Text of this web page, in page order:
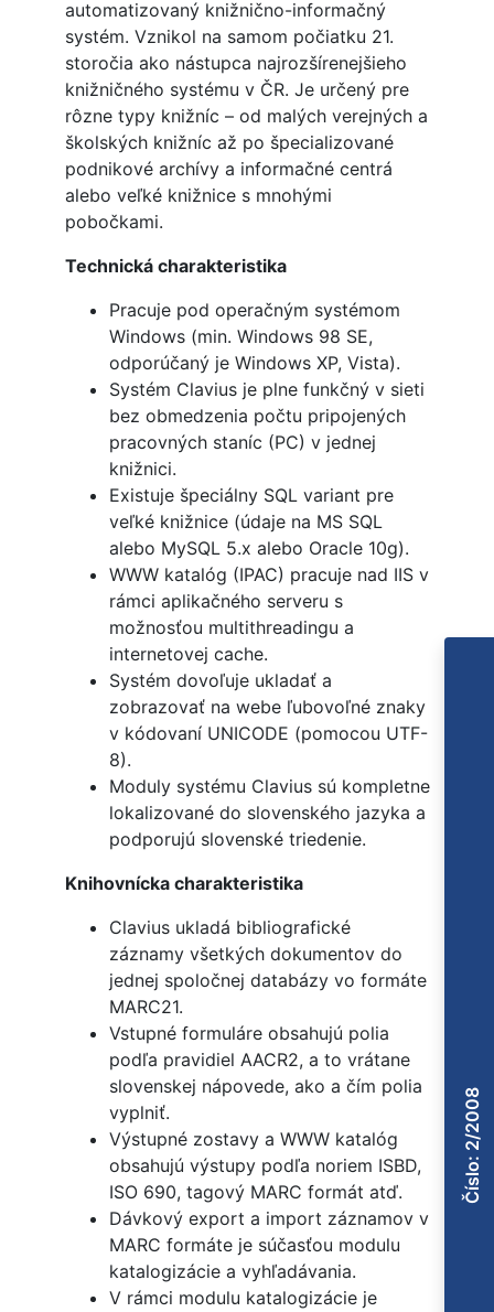
automatizovaný knižnično-informačný
systém. Vznikol na samom počiatku 21.
storočia ako nástupca najrozšírenejšieho
knižničného systému v ČR. Je určený pre
rôzne typy knižníc – od malých verejných a
školských knižníc až po špecializované
podnikové archívy a informačné centrá
alebo veľké knižnice s mnohými
pobočkami.
Technická charakteristika
Pracuje pod operačným systémom
Windows (min. Windows 98 SE,
odporúčaný je Windows XP, Vista).
Systém Clavius je plne funkčný v sieti
bez obmedzenia počtu pripojených
pracovných staníc (PC) v jednej
knižnici.
Existuje špeciálny SQL variant pre
veľké knižnice (údaje na MS SQL
alebo MySQL 5.x alebo Oracle 10g).
WWW katalóg (IPAC) pracuje nad IIS v
rámci aplikačného serveru s
možnosťou multithreadingu a
internetovej cache.
Systém dovoľuje ukladať a
zobrazovať na webe ľubovoľné znaky
v kódovaní UNICODE (pomocou UTF-
8).
Moduly systému Clavius sú kompletne
lokalizované do slovenského jazyka a
podporujú slovenské triedenie.
Knihovnícka charakteristika
Clavius ukladá bibliografické
záznamy všetkých dokumentov do
jednej spoločnej databázy vo formáte
MARC21.
Vstupné formuláre obsahujú polia
podľa pravidiel AACR2, a to vrátane
slovenskej nápovede, ako a čím polia
vyplniť.
Výstupné zostavy a WWW katalóg
obsahujú výstupy podľa noriem ISBD,
ISO 690, tagový MARC formát atď.
Dávkový export a import záznamov v
MARC formáte je súčasťou modulu
katalogizácie a vyhľadávania.
V rámci modulu katalogizácie je
Číslo: 2/2008